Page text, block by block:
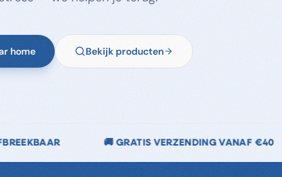
home Bekijk producten
VANAF €40 🌿 CHLOORVRIJ & CHLOOR-